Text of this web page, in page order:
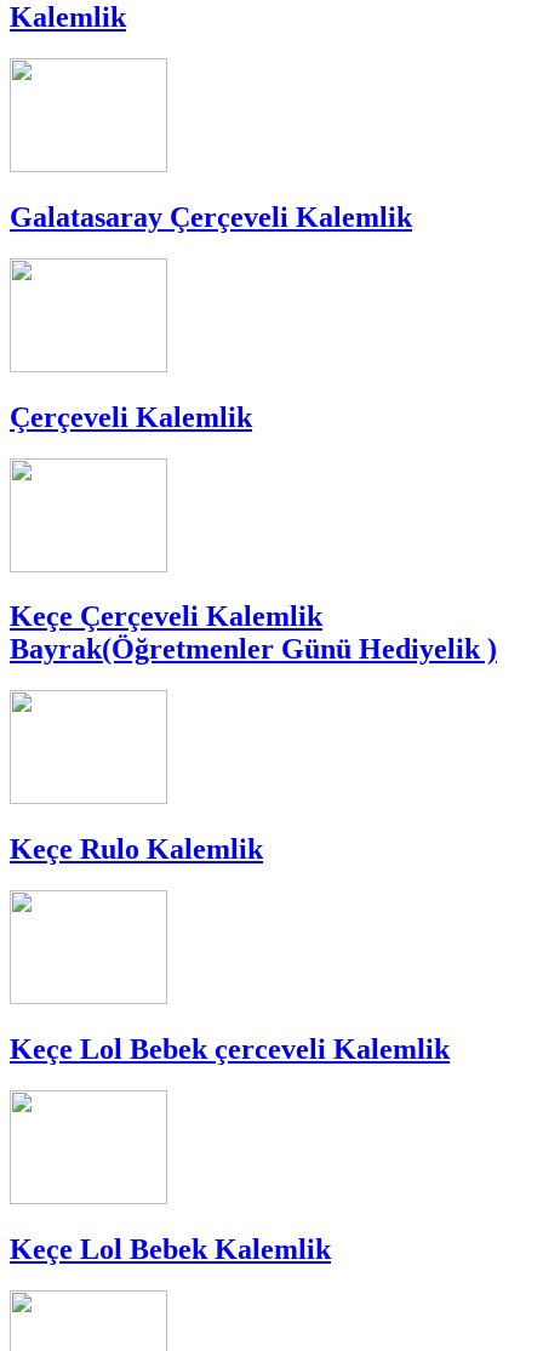
Kalemlik
Galatasaray Çerçeveli Kalemlik
Çerçeveli Kalemlik
Keçe Çerçeveli Kalemlik
Bayrak(Öğretmenler Günü Hediyelik )
Keçe Rulo Kalemlik
Keçe Lol Bebek çerceveli Kalemlik
Keçe Lol Bebek Kalemlik